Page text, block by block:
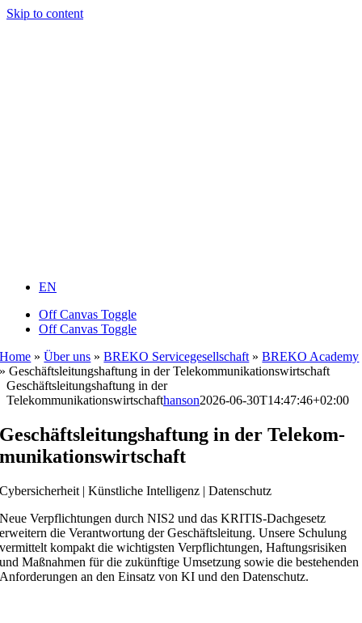
Skip to content
EN
Off Canvas Toggle
Off Canvas Toggle
Home »Über uns »BREKO Servicegesellschaft »BREKO Academy
»Geschäftsleitungshaftung in der Telekommunikationswirtschaft
Geschäftsleitungshaftung in der
Telekommunikationswirtschafthanson2026-06-30T14:47:46+02:00
Geschäftsleitungs­haftung in der Telekom­
munikations­wirtschaft
Cybersicherheit | Künstliche Intelligenz | Datenschutz
Neue Verpflichtungen durch NIS2 und das KRITIS-Dachgesetz
erweitern die Verantwortung der Geschäftsleitung. Unsere Schulung
vermittelt kompakt die wichtigsten Verpflichtungen, Haftungsrisiken
und Maßnahmen für die zukünftige Umsetzung sowie die bestehenden
Anforderungen an den Einsatz von KI und den Datenschutz.